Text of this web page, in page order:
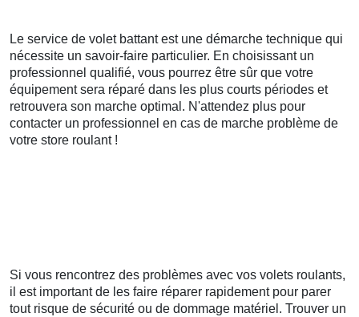
Le service de volet battant est une démarche technique qui
nécessite un savoir-faire particulier. En choisissant un
professionnel qualifié, vous pourrez être sûr que votre
équipement sera réparé dans les plus courts périodes et
retrouvera son marche optimal. N'attendez plus pour
contacter un professionnel en cas de marche problème de
votre store roulant !
Si vous rencontrez des problèmes avec vos volets roulants,
il est important de les faire réparer rapidement pour parer
tout risque de sécurité ou de dommage matériel. Trouver un